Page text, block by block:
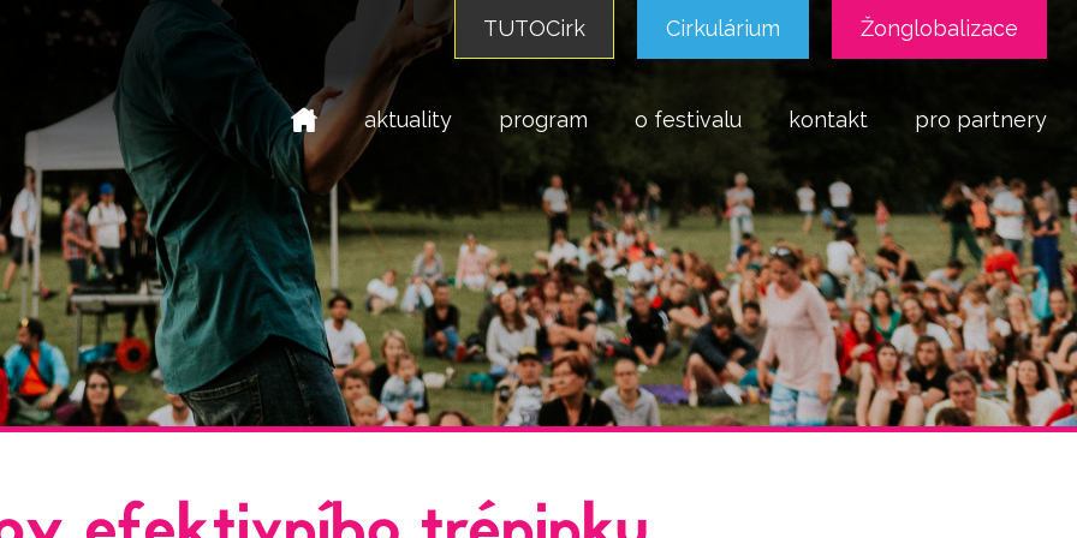
TUTOCirk Cirkulárium Žonglobalizace
domů aktuality program o festivalu kontakt pro partnery